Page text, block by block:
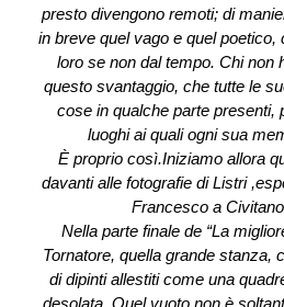
presto divengono remoti; di
in breve quel vago e quel poetico,
loro se non dal tempo. Chi non
questo svantaggio, che tutte le
cose in qualche parte presenti,
luoghi ai quali ogni sua
È proprio così.Iniziamo allora
davanti alle fotografie di Listri
Francesco a
Nella parte finale de “La
Tornatore, quella grande stanza,
di dipinti allestiti come una